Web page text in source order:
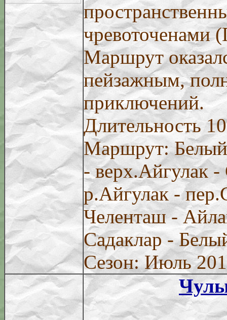
чревоточенами
Маршрут
пейзажным,
приключений.
Длительность
Маршрут:
- верх.Айгулак
р.Айгулак -
Челенташ -
Садаклар -
Сезон: Июль